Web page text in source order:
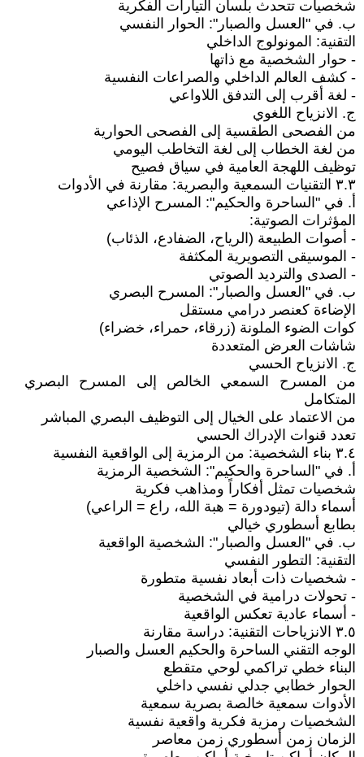
شخصيات تتحدث بلسان التيارات الفكرية
ب. في "العسل والصبار": الحوار النفسي
التقنية: المونولوج الداخلي
- حوار الشخصية مع ذاتها
- كشف العالم الداخلي والصراعات النفسية
- لغة أقرب إلى التدفق اللاواعي
ج. الانزياح اللغوي
من الفصحى الطقسية إلى الفصحى الحوارية
من لغة الخطاب إلى لغة التخاطب اليومي
توظيف اللهجة العامية في سياق فصيح
٣.٣ التقنيات السمعية والبصرية: مقارنة في الأدوات
أ. في "الساحرة والحكيم": المسرح الإذاعي
المؤثرات الصوتية:
- أصوات الطبيعة (الرياح، الضفادع، الذئاب)
- الموسيقى التصويرية المكثفة
- الصدى والترديد الصوتي
ب. في "العسل والصبار": المسرح البصري
الإضاءة كعنصر درامي مستقل
كوات الضوء الملونة (زرقاء، حمراء، خضراء)
شاشات العرض المتعددة
ج. الانزياح الحسي
من المسرح السمعي الخالص إلى المسرح البصري
المتكامل
من الاعتماد على الخيال إلى التوظيف البصري المباشر
تعدد قنوات الإدراك الحسي
٣.٤ بناء الشخصية: من الرمزية إلى الواقعية النفسية
أ. في "الساحرة والحكيم": الشخصية الرمزية
شخصيات تمثل أفكاراً ومذاهب فكرية
أسماء دالة (تيودورة = هبة الله، راع = الراعي)
بطابع أسطوري خيالي
ب. في "العسل والصبار": الشخصية الواقعية
التقنية: التطور النفسي
- شخصيات ذات أبعاد نفسية متطورة
- تحولات درامية في الشخصية
- أسماء عادية تعكس الواقعية
٣.٥ الانزياحات التقنية: دراسة مقارنة
الوجه التقني الساحرة والحكيم العسل والصبار
البناء خطي تراكمي لوحي متقطع
الحوار خطابي جدلي نفسي داخلي
الأدوات سمعية خالصة بصرية سمعية
الشخصيات رمزية فكرية واقعية نفسية
الزمان زمن أسطوري زمن معاصر